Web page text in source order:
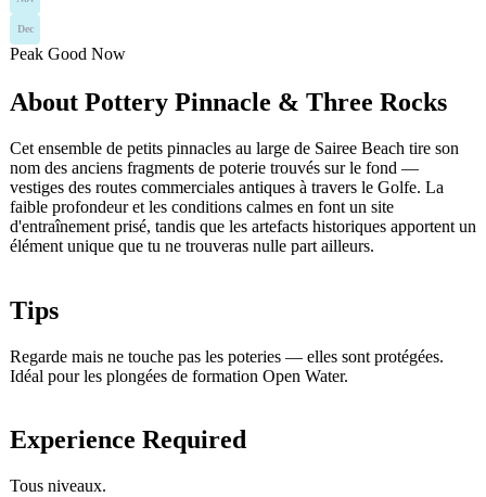
Dec
Peak Good Now
About Pottery Pinnacle & Three Rocks
Cet ensemble de petits pinnacles au large de Sairee Beach tire son
nom des anciens fragments de poterie trouvés sur le fond —
vestiges des routes commerciales antiques à travers le Golfe. La
faible profondeur et les conditions calmes en font un site
d'entraînement prisé, tandis que les artefacts historiques apportent un
élément unique que tu ne trouveras nulle part ailleurs.
Tips
Regarde mais ne touche pas les poteries — elles sont protégées.
Idéal pour les plongées de formation Open Water.
Experience Required
Tous niveaux.